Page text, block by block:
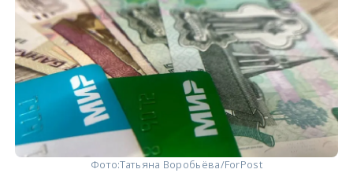
Фото:Татьяна Воробьёва/ForPost